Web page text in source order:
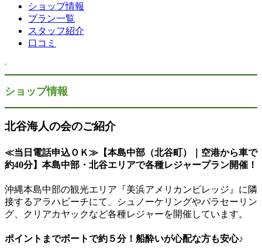
ショップ情報
プラン一覧
スタッフ紹介
口コミ
ショップ情報
北谷海人の会のご紹介
≪当日電話申込ＯＫ≫【本島中部（北谷町）｜空港から車で
約40分】本島中部・北谷エリアで各種レジャープラン開催！
沖縄本島中部の観光エリア『美浜アメリカンビレッジ』に隣
接するアラハビーチにて、シュノーケリングやパラセーリン
グ、クリアカヤックなど各種レジャーを開催しています。
ポイントまでボートで約５分！船酔いが心配な方も安心♪